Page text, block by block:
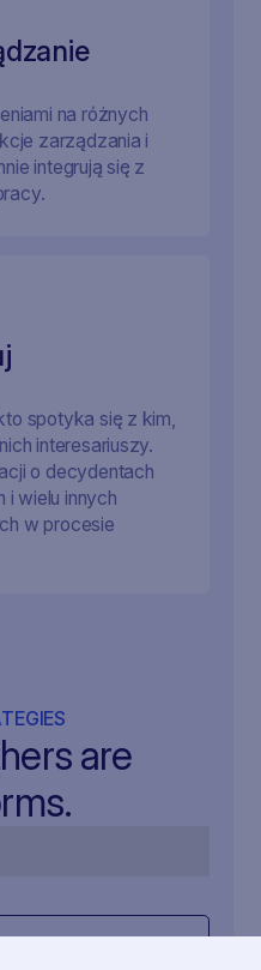
na różnych
zarządzania i
integrują się z
spotyka się z kim,
interesariuszy.
o decydentach
i wielu innych
w procesie
are